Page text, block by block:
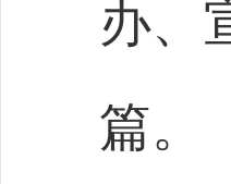
办、
篇。